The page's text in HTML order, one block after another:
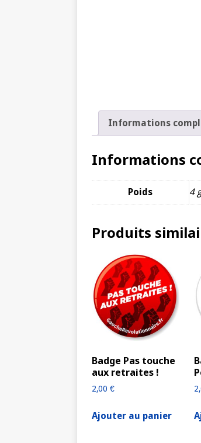
Informations
Informations
Poids 4 g
Produits
Badge Pas touche
aux retraites !
2,00 €
Ajouter au panier